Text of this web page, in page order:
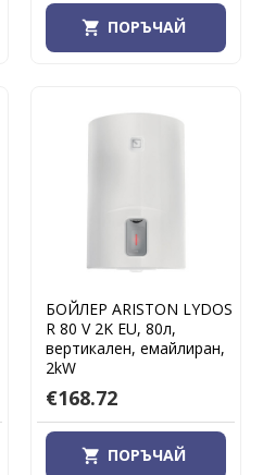
ПОРЪЧАЙ
БОЙЛЕР ARISTON LYDOS
R 80 V 2K EU, 80л,
вертикален, емайлиран,
2kW
€168.72
ПОРЪЧАЙ